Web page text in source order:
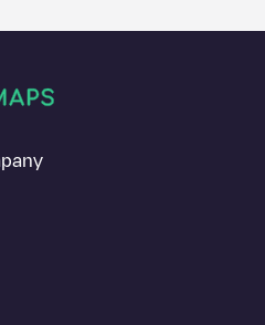
cuál es el punto de carga que
de carga más cercanos” y
como si están en un parking,
a la que están.